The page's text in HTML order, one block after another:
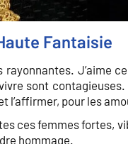
Fantaisie
rayonnantes. J’aime
sont contagieuses.
l’affirmer, pour les
ces femmes fortes,
hommage.